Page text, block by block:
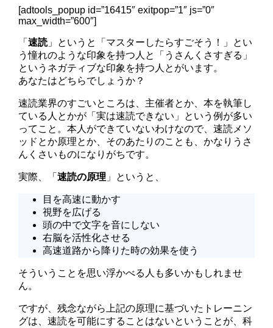
[adtools_popup id=”16415″ exitpop=”1″ js=”0″
max_width=”600″]
「速読」というと「マスターしたらすごそう！」とい
う憧れのような印象を持つ人と「うさんくさすぎる」
というネガティブな印象を持つ人とがいます。
あなたはどちらでしょうか？
速読業界のすごいところは、主催者とか、本を執筆し
ている人とかが「実は速読できない」という例が多い
ってこと。本人ができていないわけなので、速読メソ
ッドとか原理とか、そのあたりのことも、かなりうさ
んくさいものになりがちです。
実際、「速読の原理 」というと、
目を高速に動かす
視野を広げる
頭の中で文字を音にしない
右脳を活性化させる
高速道路から降りた時の効果を使う
そういうことを思い浮かべる人も多いかもしれませ
ん。
ですが、残念ながら上記の原理に基づいたトレーニン
グは、速読を可能にすることはないということが、科